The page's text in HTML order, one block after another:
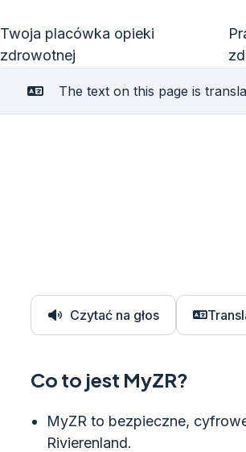
Twoja placówka opieki
zdrowotnej
The text on this page is
Czytać na głos
Co to jest MyZR?
MyZR to bezpieczne,
Rivierenland.